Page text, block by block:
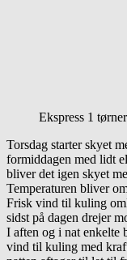
Ekspress 1
Torsdag starter skyet
formiddagen med lidt
bliver det igen skyet
Temperaturen bliver
Frisk vind til kuling
sidst på dagen drejer
I aften og i nat enkelte
vind til kuling med